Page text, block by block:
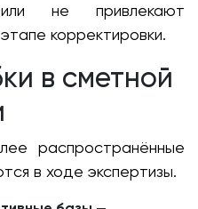
не привлекают
корректировки.
в сметной
распространённые
в ходе экспертизы.